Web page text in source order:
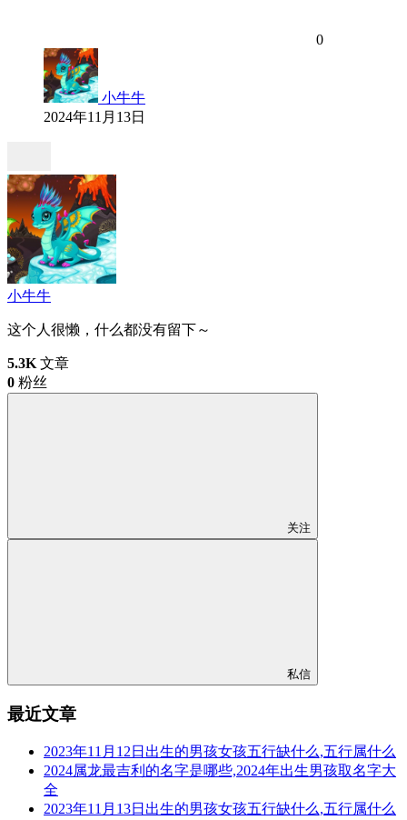
0
小牛牛
2024年11月13日
小牛牛
这个人很懒，什么都没有留下～
5.3K 文章
0 粉丝
关注
私信
最近文章
2023年11月12日出生的男孩女孩五行缺什么,五行属什么
2024属龙最吉利的名字是哪些,2024年出生男孩取名字大
全
2023年11月13日出生的男孩女孩五行缺什么,五行属什么